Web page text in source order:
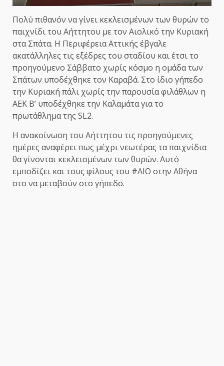
Πολύ πιθανόν να γίνει κεκλεισμένων των θυρών το
παιχνίδι του Αήττητου με τον Αιολικό την Κυριακή
στα Σπάτα. Η Περιφέρεια Αττικής έβγαλε
ακατάλληλες τις εξέδρες του σταδίου και έτσι το
προηγούμενο Σάββατο χωρίς κόσμο η ομάδα των
Σπάτων υποδέχθηκε τον Καραβά. Στο ίδιο γήπεδο
την Κυριακή πάλι χωρίς την παρουσία φιλάθλων η
ΑΕΚ Β’ υποδέχθηκε την Καλαμάτα για το
πρωτάθλημα της SL2.
Η ανακοίνωση του Αήττητου τις προηγούμενες
ημέρες αναφέρει πως μέχρι νεωτέρας τα παιχνίδια
θα γίνονται κεκλεισμένων των θυρών. Αυτό
εμποδίζει και τους φίλους του #ΑΙΟ στην Αθήνα
στο να μεταβούν στο γήπεδο.